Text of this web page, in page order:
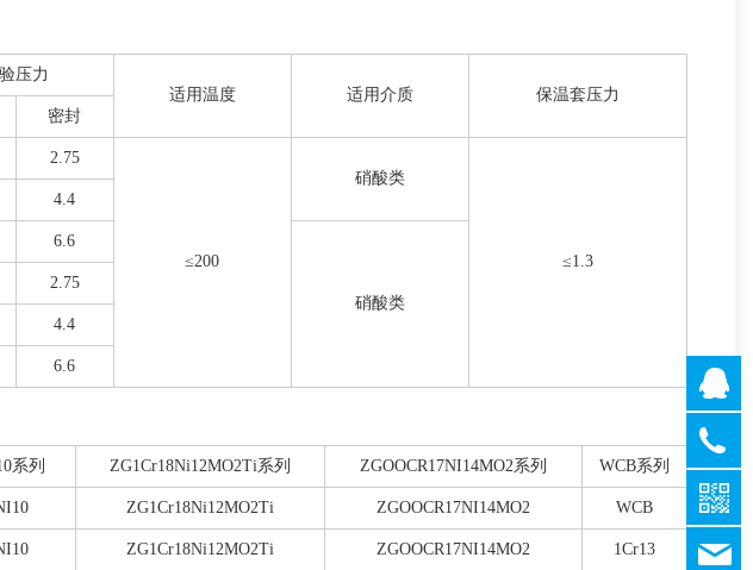
QQ
QQ
QQ
QQ
QQ
021-
021-
压力
适用温度
适用介质
保温套压力
密封
2.75
≤200
硝酸类
≤1.3
4.4
6.6
硝酸类
2.75
4.4
6.6
系列 ZG1Cr18Ni12MO2Ti系列 ZGOOCR17NI14MO2系列 WCB系列
ZG1Cr18Ni12MO2Ti ZGOOCR17NI14MO2 WCB
ZG1Cr18Ni12MO2Ti ZGOOCR17NI14MO2 1Cr13